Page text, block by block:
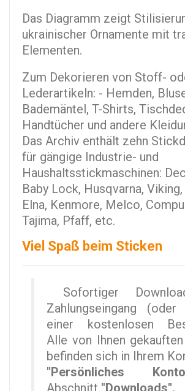
Das Diagramm zeigt
ukrainischer Ornamente mit
Elementen.
Zum Dekorieren von Stoff-
Lederartikeln: - Hemden,
Bademäntel, T-Shirts,
Handtücher und andere
Das Archiv enthält zehn
für gängige Industrie- und
Haushaltsstickmaschinen:
Baby Lock, Husqvarna,
Elna, Kenmore, Melco,
Tajima, Pfaff, etc.
Viel Spaß beim Sticken
Sofortiger
Zahlungseingang (oder
einer kostenlosen
Alle von Ihnen
befinden sich in Ihrem
"Persönliches